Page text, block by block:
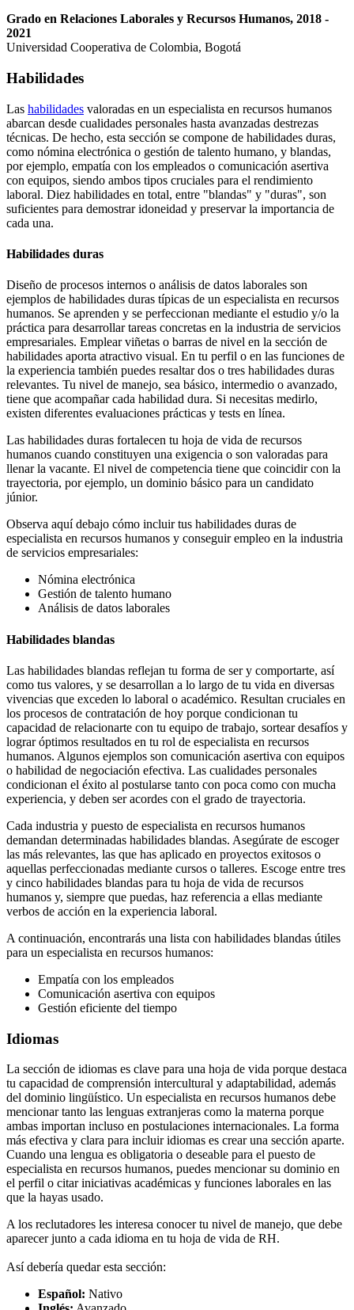
Grado en Relaciones Laborales y Recursos Humanos, 2018 -
2021
Universidad Cooperativa de Colombia, Bogotá
Habilidades
Las habilidades valoradas en un especialista en recursos humanos
abarcan desde cualidades personales hasta avanzadas destrezas
técnicas. De hecho, esta sección se compone de habilidades duras,
como nómina electrónica o gestión de talento humano, y blandas,
por ejemplo, empatía con los empleados o comunicación asertiva
con equipos, siendo ambos tipos cruciales para el rendimiento
laboral. Diez habilidades en total, entre "blandas" y "duras", son
suficientes para demostrar idoneidad y preservar la importancia de
cada una.
Habilidades duras
Diseño de procesos internos o análisis de datos laborales son
ejemplos de habilidades duras típicas de un especialista en recursos
humanos. Se aprenden y se perfeccionan mediante el estudio y/o la
práctica para desarrollar tareas concretas en la industria de servicios
empresariales. Emplear viñetas o barras de nivel en la sección de
habilidades aporta atractivo visual. En tu perfil o en las funciones de
la experiencia también puedes resaltar dos o tres habilidades duras
relevantes. Tu nivel de manejo, sea básico, intermedio o avanzado,
tiene que acompañar cada habilidad dura. Si necesitas medirlo,
existen diferentes evaluaciones prácticas y tests en línea.
Las habilidades duras fortalecen tu hoja de vida de recursos
humanos cuando constituyen una exigencia o son valoradas para
llenar la vacante. El nivel de competencia tiene que coincidir con la
trayectoria, por ejemplo, un dominio básico para un candidato
júnior.
Observa aquí debajo cómo incluir tus habilidades duras de
especialista en recursos humanos y conseguir empleo en la industria
de servicios empresariales:
Nómina electrónica
Gestión de talento humano
Análisis de datos laborales
Habilidades blandas
Las habilidades blandas reflejan tu forma de ser y comportarte, así
como tus valores, y se desarrollan a lo largo de tu vida en diversas
vivencias que exceden lo laboral o académico. Resultan cruciales en
los procesos de contratación de hoy porque condicionan tu
capacidad de relacionarte con tu equipo de trabajo, sortear desafíos y
lograr óptimos resultados en tu rol de especialista en recursos
humanos. Algunos ejemplos son comunicación asertiva con equipos
o habilidad de negociación efectiva. Las cualidades personales
condicionan el éxito al postularse tanto con poca como con mucha
experiencia, y deben ser acordes con el grado de trayectoria.
Cada industria y puesto de especialista en recursos humanos
demandan determinadas habilidades blandas. Asegúrate de escoger
las más relevantes, las que has aplicado en proyectos exitosos o
aquellas perfeccionadas mediante cursos o talleres. Escoge entre tres
y cinco habilidades blandas para tu hoja de vida de recursos
humanos y, siempre que puedas, haz referencia a ellas mediante
verbos de acción en la experiencia laboral.
A continuación, encontrarás una lista con habilidades blandas útiles
para un especialista en recursos humanos:
Empatía con los empleados
Comunicación asertiva con equipos
Gestión eficiente del tiempo
Idiomas
La sección de idiomas es clave para una hoja de vida porque destaca
tu capacidad de comprensión intercultural y adaptabilidad, además
del dominio lingüístico. Un especialista en recursos humanos debe
mencionar tanto las lenguas extranjeras como la materna porque
ambas importan incluso en postulaciones internacionales. La forma
más efectiva y clara para incluir idiomas es crear una sección aparte.
Cuando una lengua es obligatoria o deseable para el puesto de
especialista en recursos humanos, puedes mencionar su dominio en
el perfil o citar iniciativas académicas y funciones laborales en las
que la hayas usado.
A los reclutadores les interesa conocer tu nivel de manejo, que debe
aparecer junto a cada idioma en tu hoja de vida de RH.
Así debería quedar esta sección:
Español: Nativo